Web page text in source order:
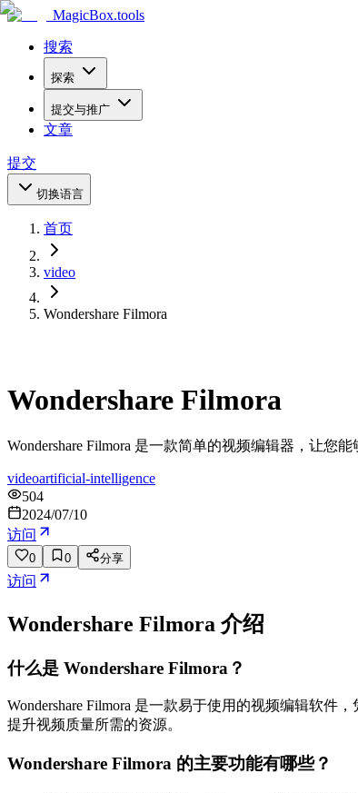
MagicBox.tools
搜索
探索
提交与推广
文章
提交
切换语言
首页
video
Wondershare Filmora
Wondershare Filmora
Wondershare Filmora 是一款简单的视频编辑器，让您
videoartificial-intelligence
504
2024/07/10
访问
0 0 分享
访问
Wondershare Filmora 介绍
什么是 Wondershare Filmora？
Wondershare Filmora 是一款易于使用的视频编辑软
提升视频质量所需的资源。
Wondershare Filmora 的主要功能有哪些？